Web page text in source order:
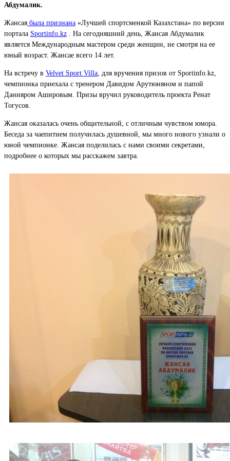
Абдумалик.
Жансая была признана «Лучшей спортсменкой Казахстана» по версии
портала Sportinfo.kz . На сегодняшний день, Жансая Абдумалик
является Международным мастером среди женщин, не смотря на ее
юный возраст. Жансае всего 14 лет.
На встречу в Velvet Sport Villa , для вручения призов от Sportinfo.kz,
чемпионка приехала с тренером Давидом Арутюняном и папой
Данияром Ашировым. Призы вручил руководитель проекта Ренат
Тогусов.
Жансая оказалась очень общительной, с отличным чувством юмора.
Беседа за чаепитием получилась душевной, мы много нового узнали о
юной чемпионке. Жансая поделилась с нами своими секретами,
подробнее о которых мы расскажем завтра.